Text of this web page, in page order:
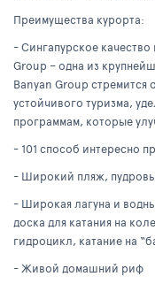
Преимущества курорта:
- Сингапурское
Group – одна из
Banyan Group стремится
устойчивого туризма,
программам, которые
- 101 способ интересно
- Широкий пляж,
- Широкая лагуна и
доска для катания на
гидроцикл, катание на
- Живой домашний риф